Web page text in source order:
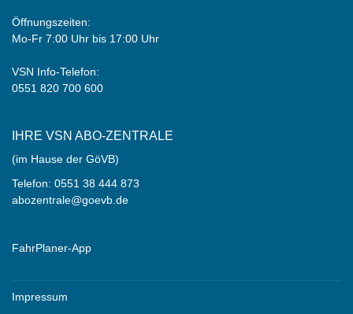
Öffnungszeiten:
Mo-Fr 7:00 Uhr bis 17:00 Uhr
VSN Info-Telefon:
0551 820 700 600
IHRE VSN ABO-ZENTRALE
(im Hause der GöVB)
Telefon: 0551 38 444 873
abozentrale@goevb.de
FahrPlaner-App
Impressum